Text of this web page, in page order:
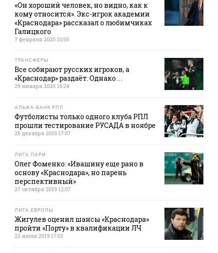
«Он хороший человек, но видно, как к
кому относится». Экс-игрок академии
«Краснодара» рассказал о любимчиках
Галицкого
7 февраля 2020 10:58
ТРАНСФЕРЫ
Все собирают русских игроков, а
«Краснодар» раздаёт. Однако…
29 января 2020 16:24
АЛЬФА-БАНК РПЛ
Футболисты только одного клуба РПЛ
прошли тестирование РУСАДА в ноябре
25 декабря 2019 17:07
ЛИГА ПАРИ
Олег Фоменко: «Ивашину еще рано в
основу «Краснодара», но парень
перспективный»
27 октября 2019 12:07
ЛИГА ЕВРОПЫ
Жигулев оценил шансы «Краснодара»
пройти «Порту» в квалификации ЛЧ
22 июля 2019 17:03